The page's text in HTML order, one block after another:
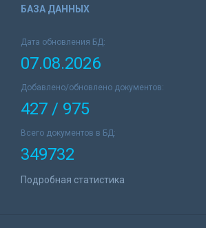
БАЗА ДАННЫХ
Дата обновления БД:
07.08.2026
Добавлено/обновлено документов:
427 / 975
Всего документов в БД:
349732
Подробная статистика